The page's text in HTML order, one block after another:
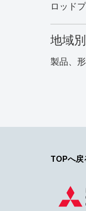
ロッド
地域
製品、
TOPへ戻